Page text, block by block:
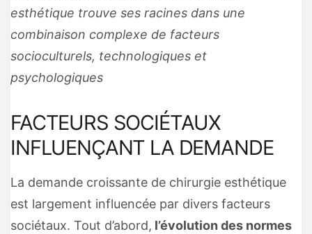
esthétique trouve ses racines dans une
combinaison complexe de facteurs
socioculturels, technologiques et
psychologiques
FACTEURS SOCIÉTAUX
INFLUENÇANT LA DEMANDE
La demande croissante de chirurgie esthétique
est largement influencée par divers facteurs
sociétaux. Tout d’abord, l’évolution des normes